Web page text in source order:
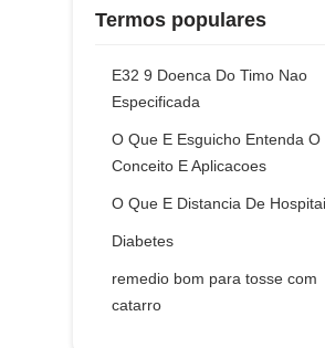
Termos populares
E32 9 Doenca Do Timo Nao
Especificada
O Que E Esguicho Entenda O
Conceito E Aplicacoes
O Que E Distancia De
Diabetes
remedio bom para tosse com
catarro